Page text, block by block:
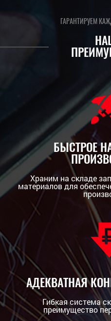
ГАРАНТИРУЕМ
БЫСТРОЕ
Храним на складе
материалов для
АДЕКВАТНАЯ
Гибкая система
преимущество